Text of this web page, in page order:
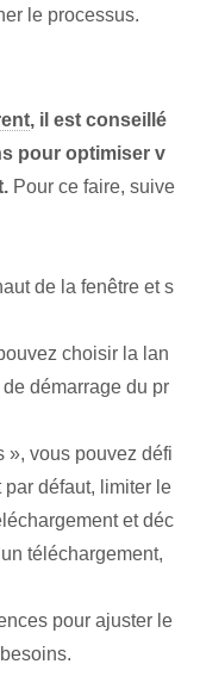
le processus.
, il est conseillé
pour optimiser v
Pour ce faire, suive
de la fenêtre et s
choisir la lan
démarrage du pr
», vous pouvez défi
défaut, limiter le
et déc
téléchargement,
pour‍ ajuster le